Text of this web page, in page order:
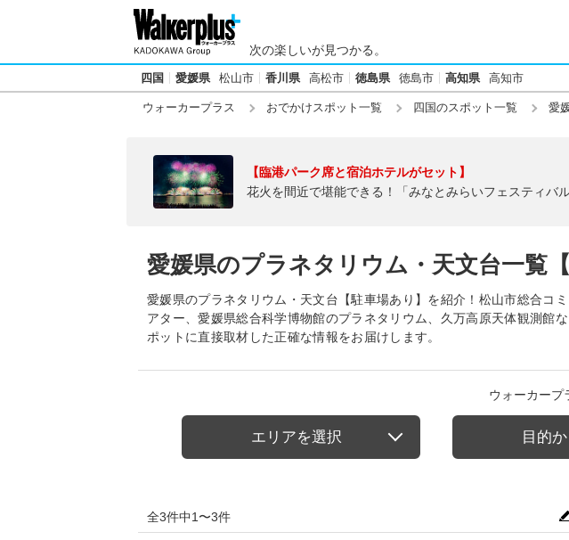
次の楽しいが見つかる。
四国 愛媛県 松山市 香川県 高松市 徳島県 徳島市 高知県 高知市
ウォーカープラス おでかけスポット一覧 四国のスポット一覧 愛
【臨港パーク席と宿泊ホテルがセット】
花火を間近で堪能できる！「みなとみらいフェスティバ
愛媛県のプラネタリウム・天文台一覧【
愛媛県のプラネタリウム・天文台【駐車場あり】を紹介！松山市総合コ
アター、愛媛県総合科学博物館のプラネタリウム、久万高原天体観測館
ポットに直接取材した正確な情報をお届けします。
ウォーカープ
エリアを選択 目的
全3件中1〜3件